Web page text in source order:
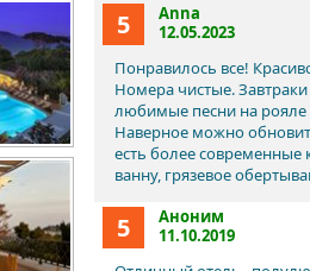
5
Anna
12.05.2023
Понравилось все!
Номера чистые.
любимые песни на рояле
Наверное можно
есть более современные
ванну, грязевое
5
Аноним
11.10.2019